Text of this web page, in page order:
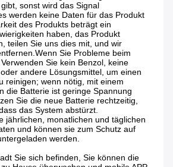
sonst wird das Signal
werden keine Daten für das Produkt
des Produkts beträgt ein
haben, das Produkt
teilen Sie uns dies mit, und wir
Sie Probleme beim
Sie kein Benzol, keine
andere Lösungsmittel, um einen
reinigen; wenn nötig, mit einem
die Batterie ist geringe Spannung
Sie die neue Batterie rechtzeitig,
das System abstürzt.
jährlichen, monatlichen und täglichen
und können sie zum Schutz auf
werden.
Sie sich befinden, Sie können die